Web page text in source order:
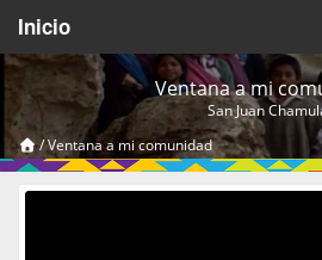
Inicio
Acerca de
Videos Temáticos
Cerrar
Ventana a mi
San Juan
/Ventana a mi comunidad